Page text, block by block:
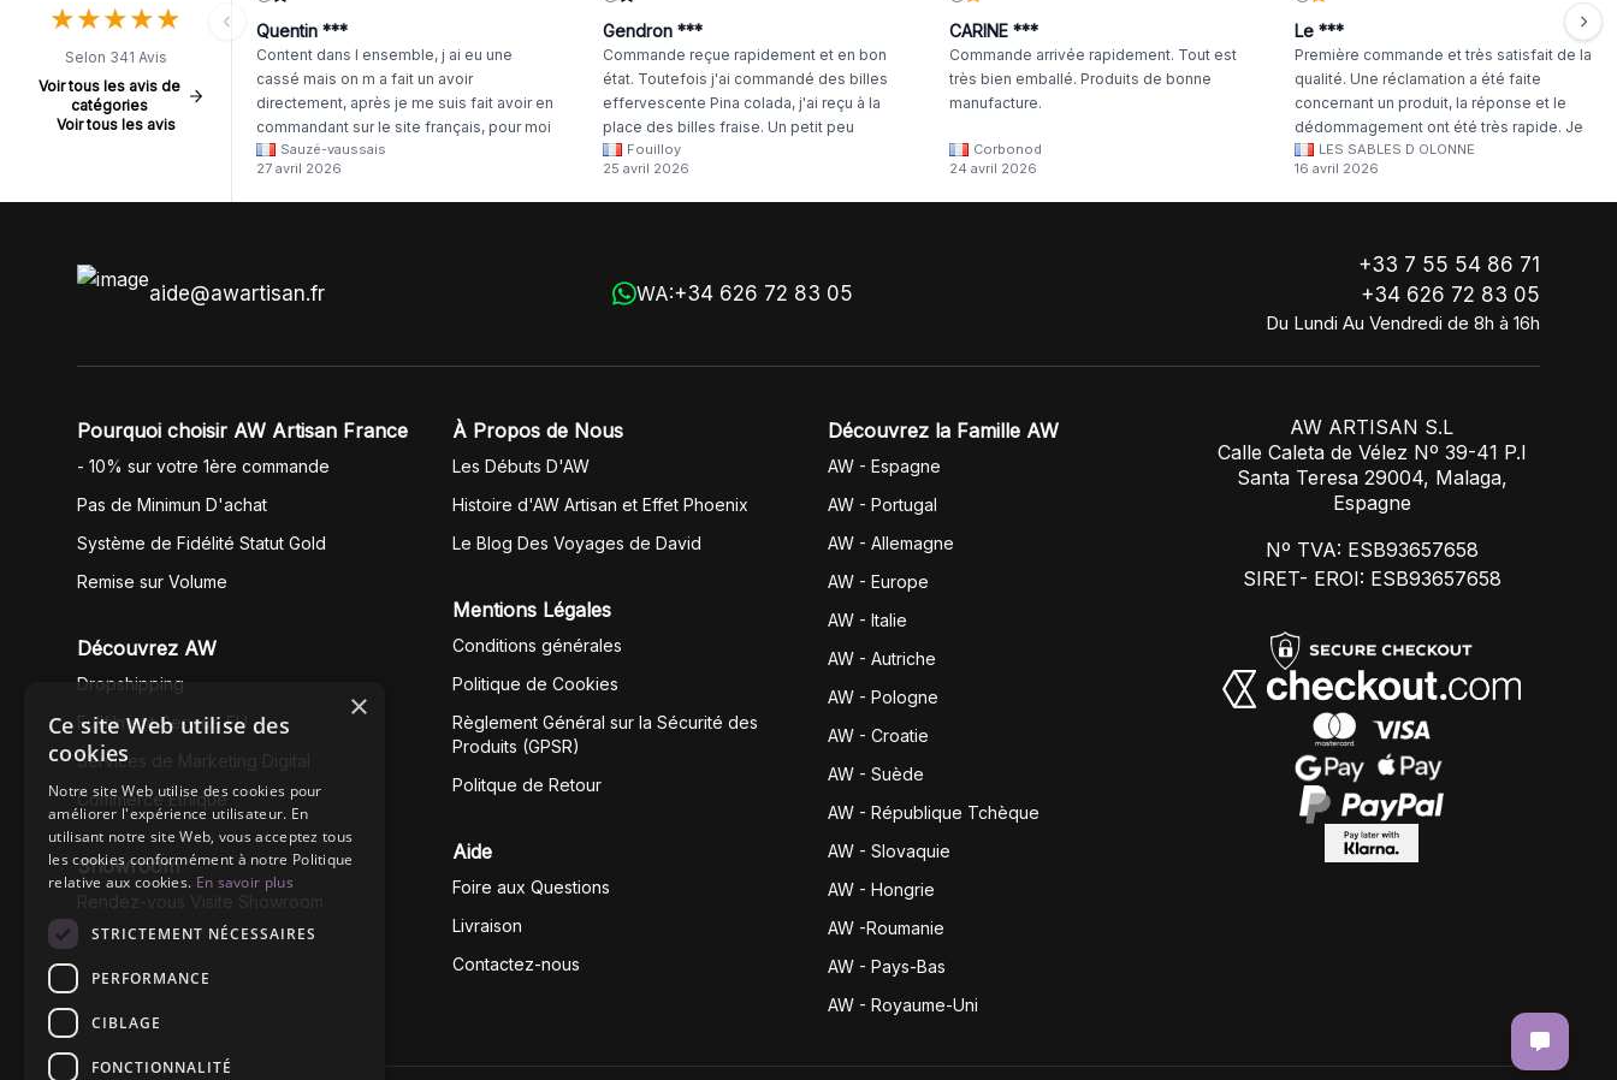
★★★★★
★★★★★
Selon 341 Avis
Voir tous les avis de
catégories
Voir tous les avis
Quentin ***
Content dans l ensemble, j ai eu une
cassé mais on m a fait un avoir
directement, après je me suis fait avoir en
commandant sur le site français, pour moi
il était évident que les produits était de la
même langue mais raté tout est en
anglais.
Sauzé-vaussais
27 avril 2026
Gendron ***
Commande reçue rapidement et en bon
état. Toutefois j'ai commandé des billes
effervescente Pina colada, j'ai reçu à la
place des billes fraise. Un petit peu
dommage
Fouilloy
25 avril 2026
CARINE ***
Commande arrivée rapidement. Tout est
très bien emballé. Produits de bonne
manufacture.
Corbonod
24 avril 2026
Le ***
Première commande et très satisfait de la
qualité. Une réclamation a été faite
concernant un produit, la réponse et le
dédommagement ont été très rapide. Je
continuerai à commander chez WA Artisan
!
LES SABLES D OLONNE
16 avril 2026
aide@awartisan.fr WA:+34 626 72 83 05
+33 7 55 54 86 71
+34 626 72 83 05
Du Lundi Au Vendredi de 8h à 16h
Pourquoi choisir AW Artisan France
- 10% sur votre 1ère commande
Pas de Minimun D'achat
Système de Fidélité Statut Gold
Remise sur Volume
Découvrez AW
Dropshipping
Fullfilment Service EU
Services de Marketing Digital
Commerce Éthique
Showroom
À Propos de Nous
Les Débuts D'AW
Histoire d'AW Artisan et Effet Phoenix
Le Blog Des Voyages de David
Mentions Légales
Conditions générales
Politique de Cookies
Règlement Général sur la Sécurité des
Produits (GPSR)
Politque de Retour
Aide
Foire aux Questions
Livraison
Contactez-nous
Découvrez la Famille AW
AW - Espagne
AW - Portugal
AW - Allemagne
AW - Europe
AW - Italie
AW - Autriche
AW - Pologne
AW - Croatie
AW - Suède
AW - République Tchèque
AW - Slovaquie
AW - Hongrie
AW -Roumanie
AW - Pays-Bas
AW - Royaume-Uni
AW ARTISAN S.L
Calle Caleta de Vélez Nº 39-41 P.I
Santa Teresa 29004, Malaga,
Espagne
Nº TVA: ESB93657658
SIRET- EROI: ESB93657658
×
Ce site Web utilise des
cookies
Notre site Web utilise des cookies pour
améliorer l'expérience utilisateur. En
utilisant notre site Web, vous acceptez tous
les cookies conformément à notre Politique
relative aux cookies. En savoir plus
STRICTEMENT NÉCESSAIRES
PERFORMANCE
CIBLAGE
FONCTIONNALITÉ